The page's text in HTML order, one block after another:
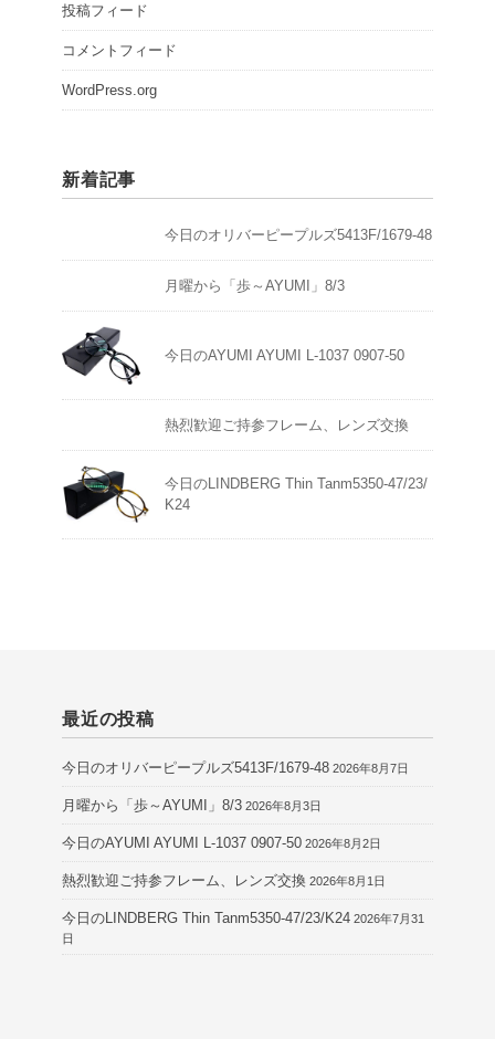
投稿フィード
コメントフィード
WordPress.org
新着記事
今日のオリバーピープルズ5413F/1679-48
月曜から「歩～AYUMI」8/3
今日のAYUMI AYUMI L-1037 0907-50
熱烈歓迎ご持参フレーム、レンズ交換
今日のLINDBERG Thin Tanm5350-47/23/
K24
最近の投稿
今日のオリバーピープルズ5413F/1679-48 2026年8月7日
月曜から「歩～AYUMI」8/3 2026年8月3日
今日のAYUMI AYUMI L-1037 0907-50 2026年8月2日
熱烈歓迎ご持参フレーム、レンズ交換 2026年8月1日
今日のLINDBERG Thin Tanm5350-47/23/K24 2026年7月31
日